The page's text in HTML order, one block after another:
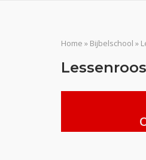
Home » Bijbelschool »